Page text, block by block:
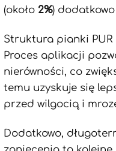
(około 2%)
Struktura pianki
Proces aplikacji
nierówności, co
temu uzyskuje się
przed wilgocią i
Dodatkowo,